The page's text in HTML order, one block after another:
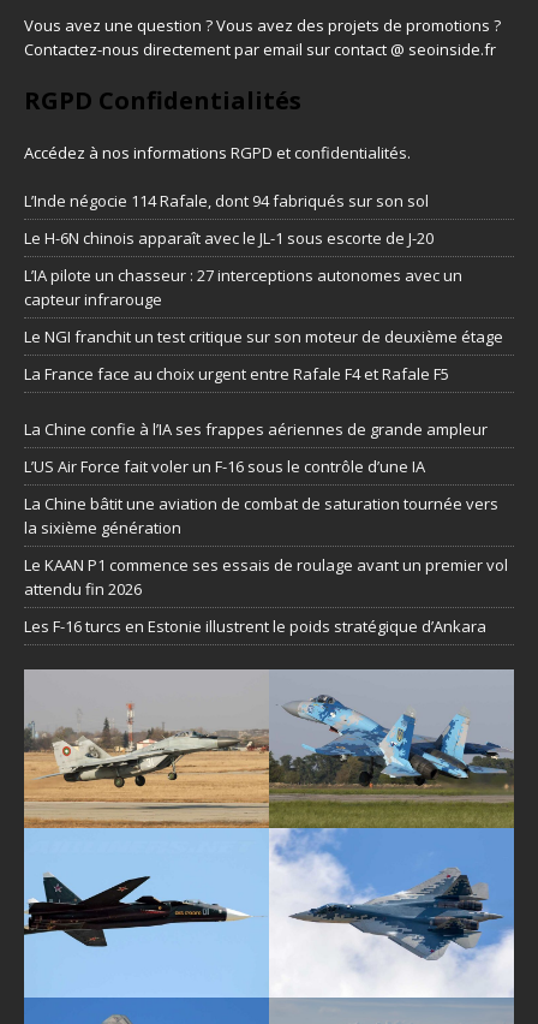
Vous avez une question ? Vous avez des projets de promotions ?
Contactez-nous directement par email sur contact @ seoinside.fr
RGPD Confidentialités
Accédez à nos informations RGPD et confidentialités.
L’Inde négocie 114 Rafale, dont 94 fabriqués sur son sol
Le H-6N chinois apparaît avec le JL-1 sous escorte de J-20
L’IA pilote un chasseur : 27 interceptions autonomes avec un
capteur infrarouge
Le NGI franchit un test critique sur son moteur de deuxième étage
La France face au choix urgent entre Rafale F4 et Rafale F5
La Chine confie à l’IA ses frappes aériennes de grande ampleur
L’US Air Force fait voler un F-16 sous le contrôle d’une IA
La Chine bâtit une aviation de combat de saturation tournée vers
la sixième génération
Le KAAN P1 commence ses essais de roulage avant un premier vol
attendu fin 2026
Les F-16 turcs en Estonie illustrent le poids stratégique d’Ankara